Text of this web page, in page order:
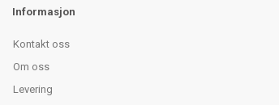
Informasjon
Kontakt oss
Om oss
Levering